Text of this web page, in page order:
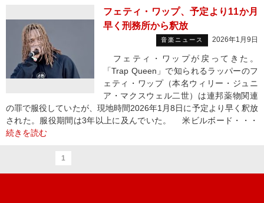
フェティ・ワップ、予定より11か月
早く刑務所から釈放
音楽ニュース 2026年1月9日
フェティ・ワップが戻ってきた。
「Trap Queen」で知られるラッパーのフ
ェティ・ワップ（本名ウィリー・ジュニ
ア・マクスウェル二世）は連邦薬物関連
の罪で服役していたが、現地時間2026年1月8日に予定より早く釈放
された。服役期間は3年以上に及んでいた。 米ビルボード・・・
続きを読む
1